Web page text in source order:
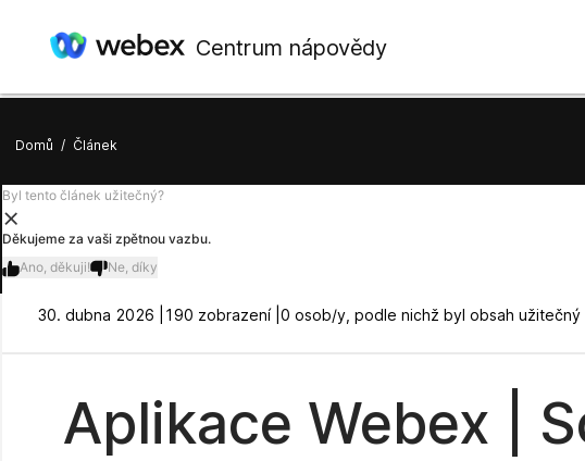
Centrum nápovědy
Domů / Článek
Byl tento článek užitečný?
Děkujeme za vaši zpětnou vazbu.
Ano, děkuji!
Ne, díky
30. dubna 2026 | 190 zobrazení | 0 osob/y, podle nichž byl obsah užitečný
Aplikace Webex |